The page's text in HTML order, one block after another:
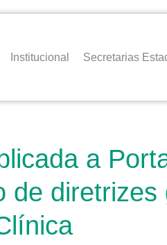
Institucional Secretarias
a
de